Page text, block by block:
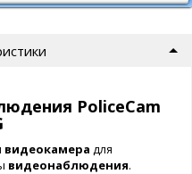
PoliceCam
видеокамера для
видеонаблюдения.